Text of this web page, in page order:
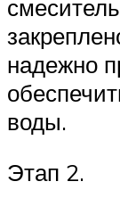
надежно
воды.
Этап 2.